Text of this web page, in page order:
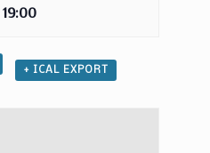
19:00
+ ICAL EXPORT